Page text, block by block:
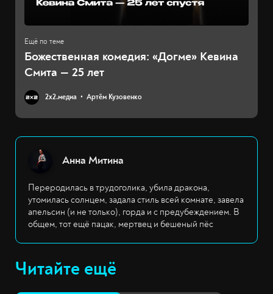
Божественная комедия: «Догме» Кевина
Смита — 25 лет
2х2.медиа Артём Кузовенко
Анна Митина
Переродилась в трудоголика, убила дракона,
утомилась солнцем, задала стиль всей комнате, завела
апельсин (и не только), горда и с предубеждением. В
общем, тот ещё пацак, мертвец и бешеный пёс
Читайте ещё